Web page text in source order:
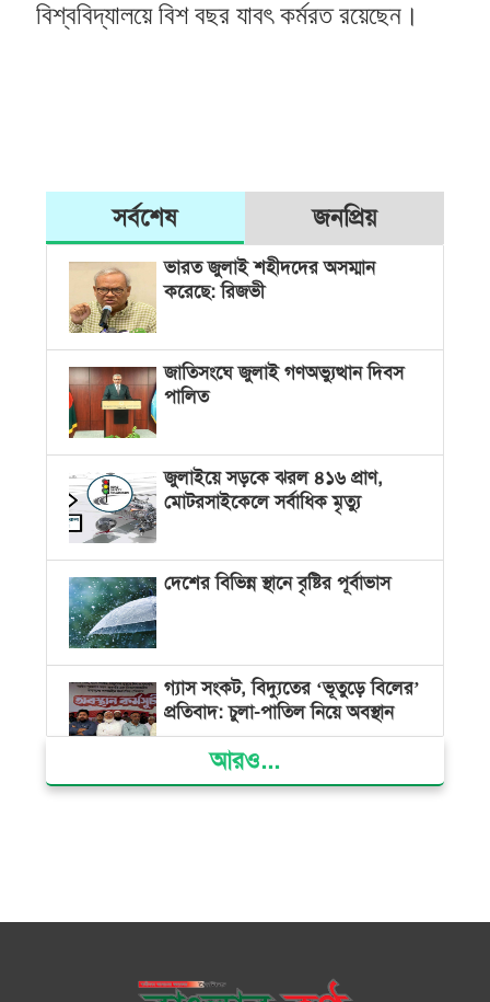
বিশ্ববিদ্যালয়ে বিশ বছর যাবৎ কর্মরত রয়েছেন।
সর্বশেষ জনপ্রিয়
ভারত জুলাই শহীদদের অসম্মান
করেছে: রিজভী
জাতিসংঘে জুলাই গণঅভ্যুত্থান দিবস
পালিত
জুলাইয়ে সড়কে ঝরল ৪১৬ প্রাণ,
মোটরসাইকেলে সর্বাধিক মৃত্যু
দেশের বিভিন্ন স্থানে বৃষ্টির পূর্বাভাস
গ্যাস সংকট, বিদ্যুতের ‘ভূতুড়ে বিলের’
প্রতিবাদ: চুলা-পাতিল নিয়ে অবস্থান
ক্ষমতার কেন্দ্র গণভবন থেকে রক্তাক্ত
ভোলায় ১১ দলীয় জোটের বিক্ষোভ
আরও...